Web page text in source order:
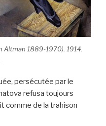
Altman 1889-1970). 1914.
persécutée par le
refusa toujours
comme de la trahison